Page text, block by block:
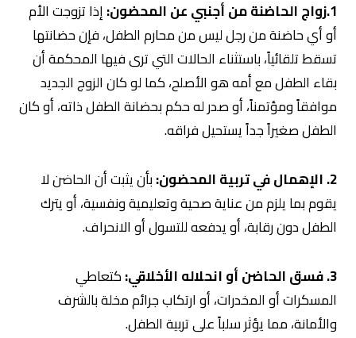
1.زواج الحاضنة من أجنبي عن المحضون:
إذا تزوجت الأم
أو أي حاضنة من رجل ليس من محارم الطفل، فإن حضانتها
تسقط تلقائياً، باستثناء الحالات التي ترى فيها المحكمة أن
بقاء الطفل مع أمه هو الأصلح، كما لو كان الزوج الجديد
موافقاً ومؤتمناً، أو صدر له حكم بحضانة الطفل ذاته، أو كان
الطفل صغيراً جداً يستحيل فراقه.
2. الإهمال في تربية المحضون:
بأن يثبت أن الحاضن لا
يقوم بما يلزم من عناية صحية وتعليمية ونفسية، أو يترك
الطفل دون رقابة، أو يدفعه للتسول أو الانحراف.
3. فسق الحاضن أو انحلاله الأخلاقي:
كتعاطي
المسكرات أو المخدرات، أو ارتكاب جرائم مخلة بالشرف
والأمانة، مما يؤثر سلباً على تربية الطفل.